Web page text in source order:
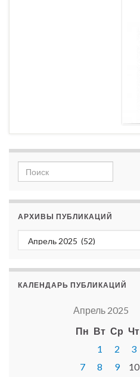
Search for:
АРХИВЫ ПУБЛИКАЦИЙ
Архивы публикаций
КАЛЕНДАРЬ ПУБЛИКАЦИЙ
Апрель 2025
Пн Вт Ср Чт
1
2 3
7
8 9 10